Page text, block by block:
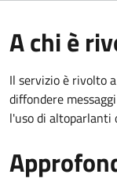
A chi è
Il servizio è rivolto
diffondere
l'uso di altoparlanti